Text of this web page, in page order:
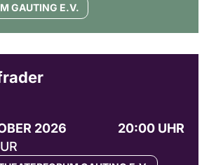
GAUTING E.V.
2026
20:00 UHR